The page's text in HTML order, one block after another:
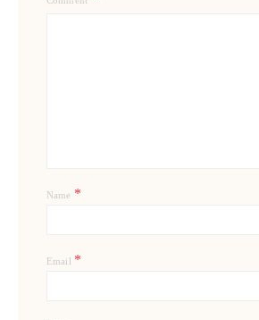
Name *
Email *